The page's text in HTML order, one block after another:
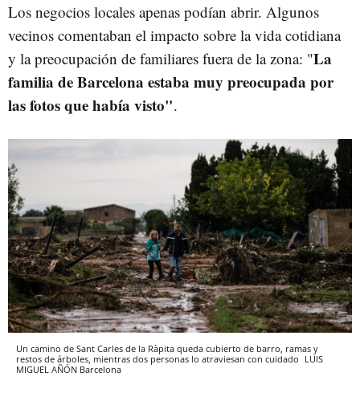
Los negocios locales apenas podían abrir. Algunos
vecinos comentaban el impacto sobre la vida cotidiana
y la preocupación de familiares fuera de la zona: "La
familia de Barcelona estaba muy preocupada por
las fotos que había visto".
Un camino de Sant Carles de la Ràpita queda cubierto de barro, ramas y
restos de árboles, mientras dos personas lo atraviesan con cuidado LUIS
MIGUEL AÑÓN Barcelona